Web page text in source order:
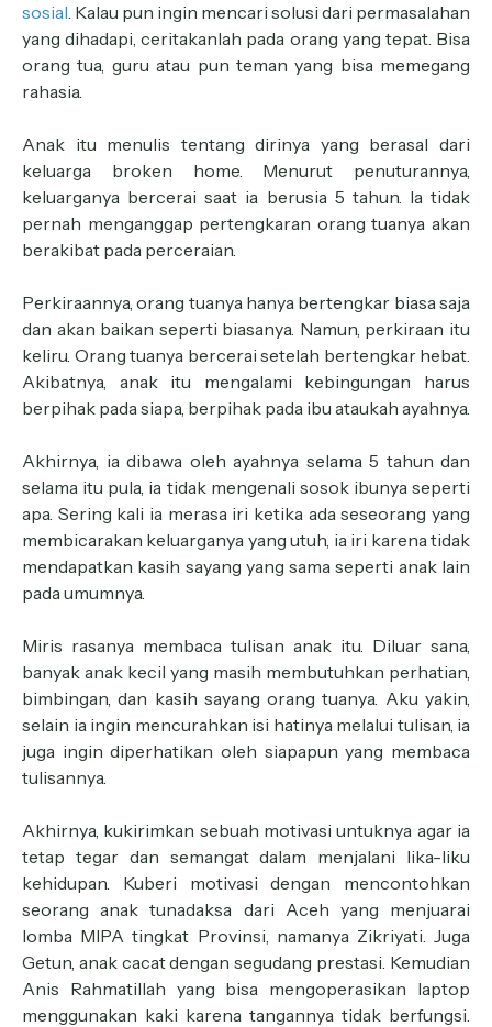
sosial. Kalau pun ingin mencari solusi dari permasalahan
yang dihadapi, ceritakanlah pada orang yang tepat. Bisa
orang tua, guru atau pun teman yang bisa memegang
rahasia.
Anak itu menulis tentang dirinya yang berasal dari
keluarga broken home. Menurut penuturannya,
keluarganya bercerai saat ia berusia 5 tahun. Ia tidak
pernah menganggap pertengkaran orang tuanya akan
berakibat pada perceraian.
Perkiraannya, orang tuanya hanya bertengkar biasa saja
dan akan baikan seperti biasanya. Namun, perkiraan itu
keliru. Orang tuanya bercerai setelah bertengkar hebat.
Akibatnya, anak itu mengalami kebingungan harus
berpihak pada siapa, berpihak pada ibu ataukah ayahnya.
Akhirnya, ia dibawa oleh ayahnya selama 5 tahun dan
selama itu pula, ia tidak mengenali sosok ibunya seperti
apa. Sering kali ia merasa iri ketika ada seseorang yang
membicarakan keluarganya yang utuh, ia iri karena tidak
mendapatkan kasih sayang yang sama seperti anak lain
pada umumnya.
Miris rasanya membaca tulisan anak itu. Diluar sana,
banyak anak kecil yang masih membutuhkan perhatian,
bimbingan, dan kasih sayang orang tuanya. Aku yakin,
selain ia ingin mencurahkan isi hatinya melalui tulisan, ia
juga ingin diperhatikan oleh siapapun yang membaca
tulisannya.
Akhirnya, kukirimkan sebuah motivasi untuknya agar ia
tetap tegar dan semangat dalam menjalani lika-liku
kehidupan. Kuberi motivasi dengan mencontohkan
seorang anak tunadaksa dari Aceh yang menjuarai
lomba MIPA tingkat Provinsi, namanya Zikriyati. Juga
Getun, anak cacat dengan segudang prestasi. Kemudian
Anis Rahmatillah yang bisa mengoperasikan laptop
menggunakan kaki karena tangannya tidak berfungsi.